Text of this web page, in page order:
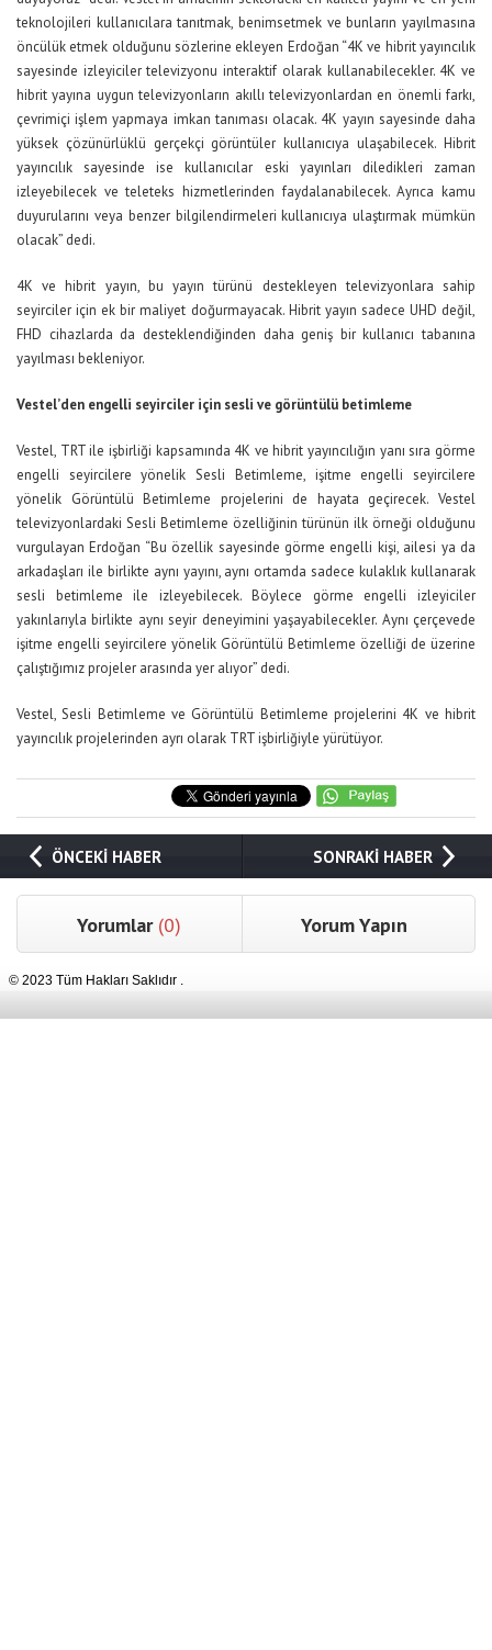
teknolojileri kullanıcılara tanıtmak, benimsetmek ve bunların yayılmasına
öncülük etmek olduğunu sözlerine ekleyen Erdoğan “4K ve hibrit yayıncılık
sayesinde izleyiciler televizyonu interaktif olarak kullanabilecekler. 4K ve
hibrit yayına uygun televizyonların akıllı televizyonlardan en önemli farkı,
çevrimiçi işlem yapmaya imkan tanıması olacak. 4K yayın sayesinde daha
yüksek çözünürlüklü gerçekçi görüntüler kullanıcıya ulaşabilecek. Hibrit
yayıncılık sayesinde ise kullanıcılar eski yayınları diledikleri zaman
izleyebilecek ve teleteks hizmetlerinden faydalanabilecek. Ayrıca kamu
duyurularını veya benzer bilgilendirmeleri kullanıcıya ulaştırmak mümkün
olacak” dedi.
4K ve hibrit yayın, bu yayın türünü destekleyen televizyonlara sahip
seyirciler için ek bir maliyet doğurmayacak. Hibrit yayın sadece UHD değil,
FHD cihazlarda da desteklendiğinden daha geniş bir kullanıcı tabanına
yayılması bekleniyor.
Vestel’den engelli seyirciler için sesli ve görüntülü betimleme
Vestel, TRT ile işbirliği kapsamında 4K ve hibrit yayıncılığın yanı sıra görme
engelli seyircilere yönelik Sesli Betimleme, işitme engelli seyircilere
yönelik Görüntülü Betimleme projelerini de hayata geçirecek. Vestel
televizyonlardaki Sesli Betimleme özelliğinin türünün ilk örneği olduğunu
vurgulayan Erdoğan “Bu özellik sayesinde görme engelli kişi, ailesi ya da
arkadaşları ile birlikte aynı yayını, aynı ortamda sadece kulaklık kullanarak
sesli betimleme ile izleyebilecek. Böylece görme engelli izleyiciler
yakınlarıyla birlikte aynı seyir deneyimini yaşayabilecekler. Aynı çerçevede
işitme engelli seyircilere yönelik Görüntülü Betimleme özelliği de üzerine
çalıştığımız projeler arasında yer alıyor” dedi.
Vestel, Sesli Betimleme ve Görüntülü Betimleme projelerini 4K ve hibrit
yayıncılık projelerinden ayrı olarak TRT işbirliğiyle yürütüyor.
ÖNCEKİ HABER SONRAKİ HABER
Yorumlar (0) Yorum Yapın
© 2023 Tüm Hakları Saklıdır .